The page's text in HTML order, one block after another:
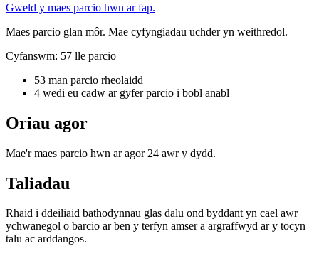
Gweld y maes parcio hwn ar fap.
Maes parcio glan môr. Mae cyfyngiadau uchder yn weithredol.
Cyfanswm: 57 lle parcio
53 man parcio rheolaidd
4 wedi eu cadw ar gyfer parcio i bobl anabl
Oriau agor
Mae'r maes parcio hwn ar agor 24 awr y dydd.
Taliadau
Rhaid i ddeiliaid bathodynnau glas dalu ond byddant yn cael awr
ychwanegol o barcio ar ben y terfyn amser a argraffwyd ar y tocyn
talu ac arddangos.